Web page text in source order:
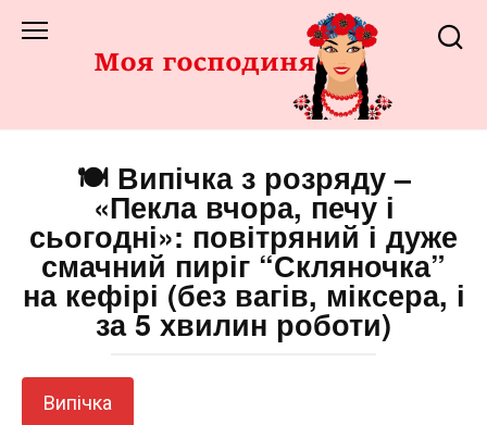
до
🍽️ Випічка з розряду –
«Пекла вчора, печу і
сьогодні»: повітряний і дуже
смачний пиріг “Скляночка”
на кефірі (без вагів, міксера, і
за 5 хвилин роботи)
Випічка